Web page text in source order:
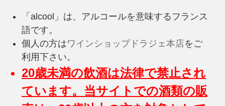
「alcool」は、アルコールを意味するフランス
語です。
個人の方はワインショップドラジェ本店をご
利用下さい。
20歳未満の飲酒は法律で禁止され
ています。当サイトでの酒類の販